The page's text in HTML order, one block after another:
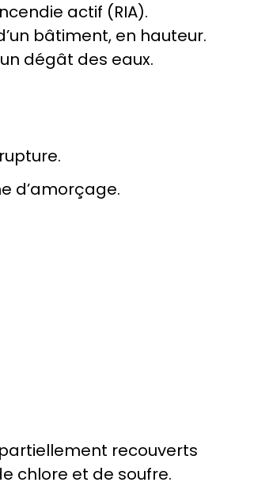
actif (RIA).
bâtiment, en hauteur.
dégât des eaux.
d’amorçage.
recouverts
chlore et de soufre.